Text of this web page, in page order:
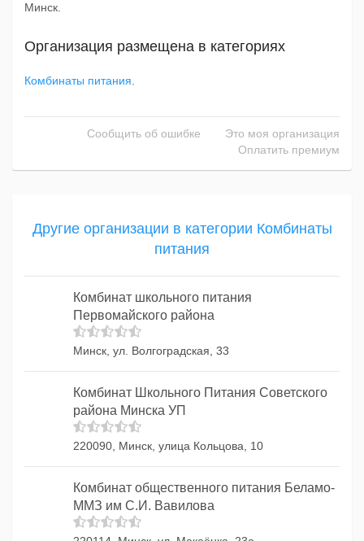
Минск.
Организация размещена в категориях
Комбинаты питания
Сообщить об ошибке
Это моя организация
Оплатить премиум
Другие организации в категории Комбинаты
питания
Комбинат школьного питания
Первомайского района
Минск, ул. Волгоградская, 33
Комбинат Школьного Питания Советского
района Минска УП
220090, Минск, улица Кольцова, 10
Комбинат общественного питания Беламо-
ММЗ им С.И. Вавилова